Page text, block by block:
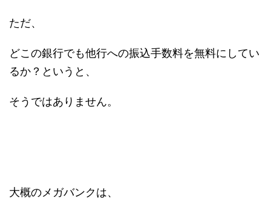
ただ、
どこの銀行でも他行への振込手数料を無料にしてい
るか？というと、
そうではありません。
大概のメガバンクは、